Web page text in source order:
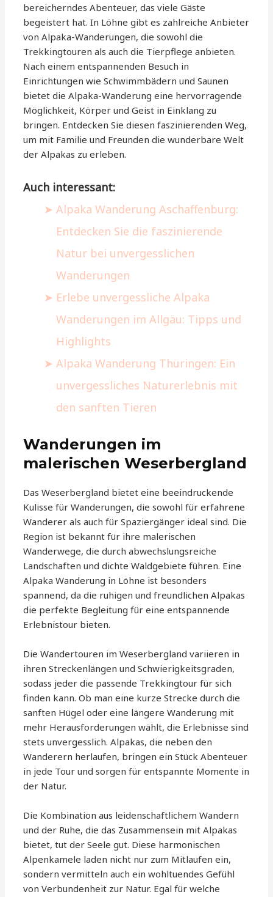
bereicherndes Abenteuer, das viele Gäste
begeistert hat. In Löhne gibt es zahlreiche Anbieter
von Alpaka-Wanderungen, die sowohl die
Trekkingtouren als auch die Tierpflege anbieten.
Nach einem entspannenden Besuch in
Einrichtungen wie Schwimmbädern und Saunen
bietet die Alpaka-Wanderung eine hervorragende
Möglichkeit, Körper und Geist in Einklang zu
bringen. Entdecken Sie diesen faszinierenden Weg,
um mit Familie und Freunden die wunderbare Welt
der Alpakas zu erleben.
Auch interessant:
Alpaka Wanderung Aschaffenburg:
Entdecken Sie die faszinierende
Natur bei unvergesslichen
Wanderungen
Erlebe unvergessliche Alpaka
Wanderungen im Allgäu: Tipps und
Highlights
Alpaka Wanderung Thüringen: Ein
unvergessliches Naturerlebnis mit
den sanften Tieren
Wanderungen im
malerischen Weserbergland
Das Weserbergland bietet eine beeindruckende
Kulisse für Wanderungen, die sowohl für erfahrene
Wanderer als auch für Spaziergänger ideal sind. Die
Region ist bekannt für ihre malerischen
Wanderwege, die durch abwechslungsreiche
Landschaften und dichte Waldgebiete führen. Eine
Alpaka Wanderung in Löhne ist besonders
spannend, da die ruhigen und freundlichen Alpakas
die perfekte Begleitung für eine entspannende
Erlebnistour bieten.
Die Wandertouren im Weserbergland variieren in
ihren Streckenlängen und Schwierigkeitsgraden,
sodass jeder die passende Trekkingtour für sich
finden kann. Ob man eine kurze Strecke durch die
sanften Hügel oder eine längere Wanderung mit
mehr Herausforderungen wählt, die Erlebnisse sind
stets unvergesslich. Alpakas, die neben den
Wanderern herlaufen, bringen ein Stück Abenteuer
in jede Tour und sorgen für entspannte Momente in
der Natur.
Die Kombination aus leidenschaftlichem Wandern
und der Ruhe, die das Zusammensein mit Alpakas
bietet, tut der Seele gut. Diese harmonischen
Alpenkamele laden nicht nur zum Mitlaufen ein,
sondern vermitteln auch ein wohltuendes Gefühl
von Verbundenheit zur Natur. Egal für welche